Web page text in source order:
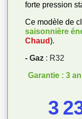
forte pression
Ce modèle de
saisonnière
Chaud).
- Gaz : R32
Garantie : 3
3